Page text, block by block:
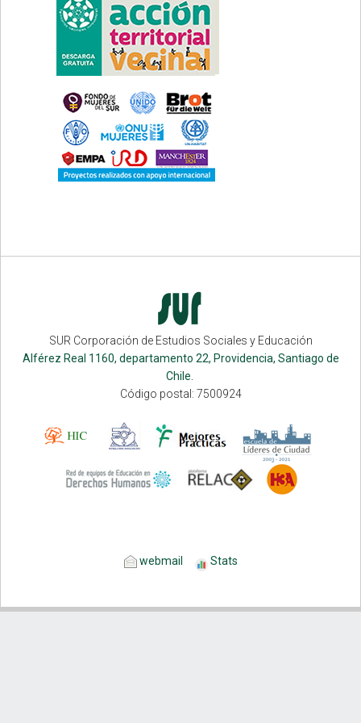
SUR Corporación de Estudios Sociales y Educación
Alférez Real 1160, departamento 22, Providencia, Santiago de
Chile.
Código postal: 7500924
webmail Stats